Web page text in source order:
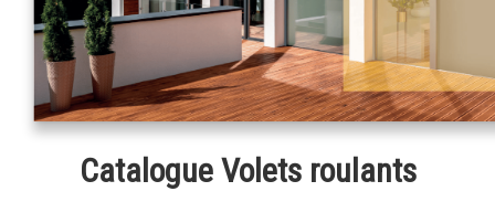
Catalogue Volets roulants